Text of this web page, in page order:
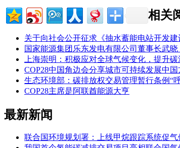
相关
关于向社会公开征求《抽水蓄能电站开发
国家能源集团乐东发电有限公司董事长武
上海崇明：积极应对全球气候变化，提升碳
COP28中国角边会分享城市可持续发展中国
生态环境部：碳排放权交易管理暂行条例“
COP28主席是阿联酋能源大亨
最新新闻
联合国环境规划署：上线甲烷跟踪系统促气